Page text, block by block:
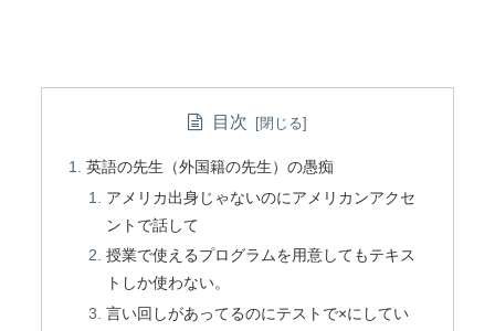
目次
英語の先生（外国籍の先生）の愚痴
アメリカ出身じゃないのにアメリカンアクセ
ントで話して
授業で使えるプログラムを用意してもテキス
トしか使わない。
言い回しがあってるのにテストで×にしてい